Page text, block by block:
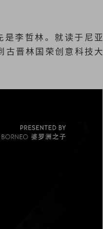
李哲林。就读于尼亚
古晋林国荣创意科技大